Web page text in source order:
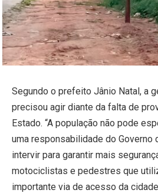
Segundo o prefeito Jânio Natal, a
precisou agir diante da falta de
Estado. “A população não pode
uma responsabilidade do Governo
intervir para garantir mais
motociclistas e pedestres que
importante via de acesso da